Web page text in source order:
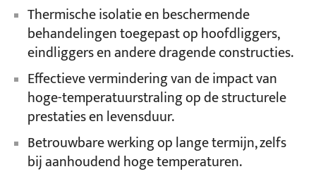
Thermische isolatie en beschermende
behandelingen toegepast op hoofdliggers,
eindliggers en andere dragende constructies.
Effectieve vermindering van de impact van
hoge-temperatuurstraling op de structurele
prestaties en levensduur.
Betrouwbare werking op lange termijn, zelfs
bij aanhoudend hoge temperaturen.